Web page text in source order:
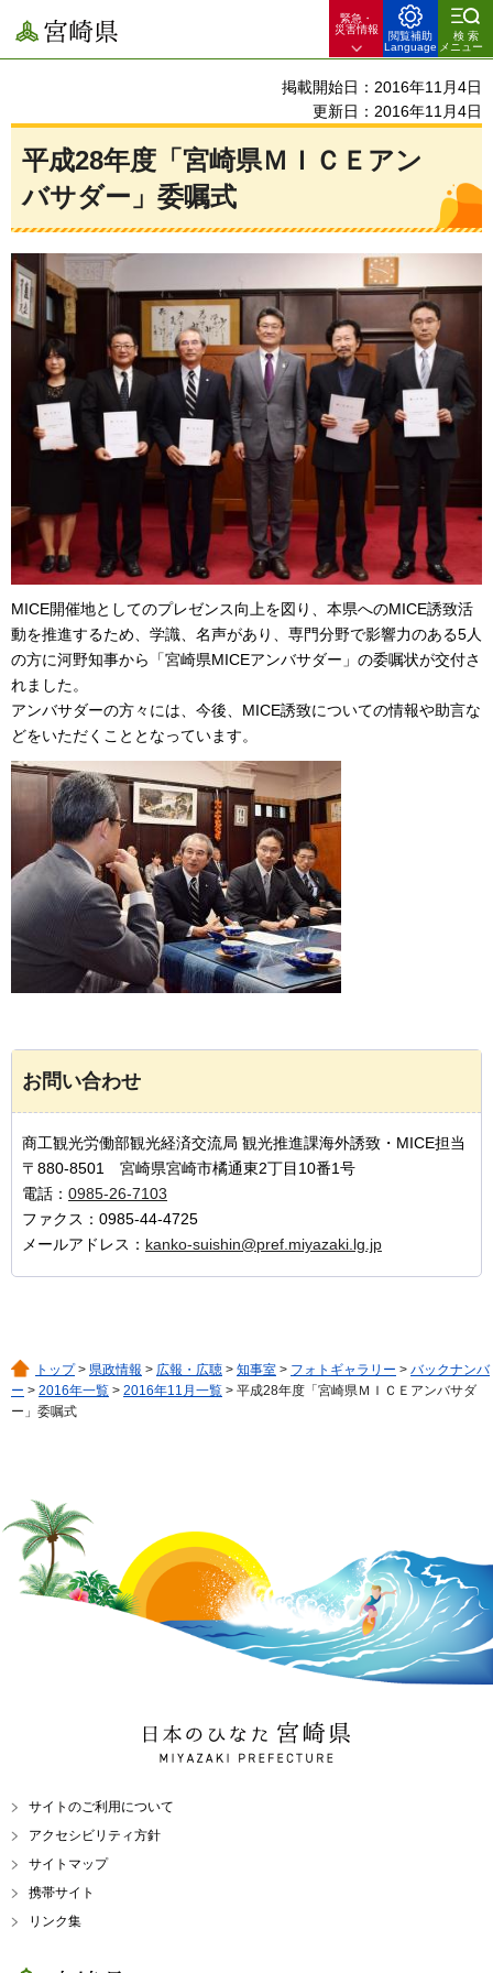
宮崎県
緊急・
災害情報
閲覧補助
Language
検索
メニュー
掲載開始日：2016年11月4日
更新日：2016年11月4日
平成28年度「宮崎県ＭＩＣＥアン
バサダー」委嘱式
MICE開催地としてのプレゼンス向上を図り、本県へのMICE誘致活
動を推進するため、学識、名声があり、専門分野で影響力のある5人
の方に河野知事から「宮崎県MICEアンバサダー」の委嘱状が交付さ
れました。
アンバサダーの方々には、今後、MICE誘致についての情報や助言な
どをいただくこととなっています。
お問い合わせ
商工観光労働部観光経済交流局 観光推進課海外誘致・MICE担当
〒880-8501 宮崎県宮崎市橘通東2丁目10番1号
電話： 0985-26-7103
ファクス：0985-44-4725
メールアドレス： kanko-suishin@pref.miyazaki.lg.jp
トップ> 県政情報 > 広報・広聴 > 知事室 > フォトギャラリー > バックナンバ
ー > 2016年一覧 > 2016年11月一覧 > 平成28年度「宮崎県ＭＩＣＥアンバサダ
ー」委嘱式
日本のひなた 宮崎県
MIYAZAKI PREFECTURE
サイトのご利用について
アクセシビリティ方針
サイトマップ
携帯サイト
リンク集